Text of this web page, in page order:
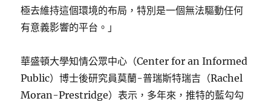
極去維持這個環境的布局，特別是一個無法驅動任何
有意義影響的平台。」
華盛頓大學知情公眾中心（Center for an Informed
Public）博士後研究員莫蘭-普瑞斯特瑞吉（Rachel
Moran-Prestridge）表示，多年來，推特的藍勾勾